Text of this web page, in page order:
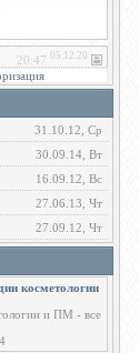
31.10.12, Ср
30.09.14, Вт
16.09.12, Вс
27.06.13, Чт
27.09.12, Чт
косметологии
и ПМ - все